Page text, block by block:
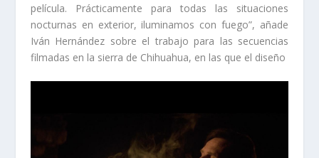
película. Prácticamente para todas las situaciones
nocturnas en exterior, iluminamos con fuego”, añade
Iván Hernández sobre el trabajo para las secuencias
filmadas en la sierra de Chihuahua, en las que el diseño